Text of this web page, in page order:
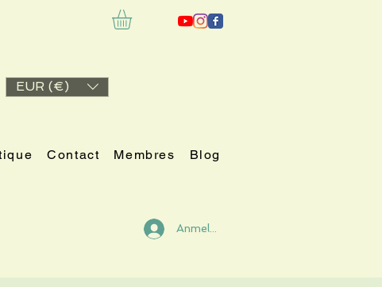
EUR (€)
Contact Membres Blog
Anmelden